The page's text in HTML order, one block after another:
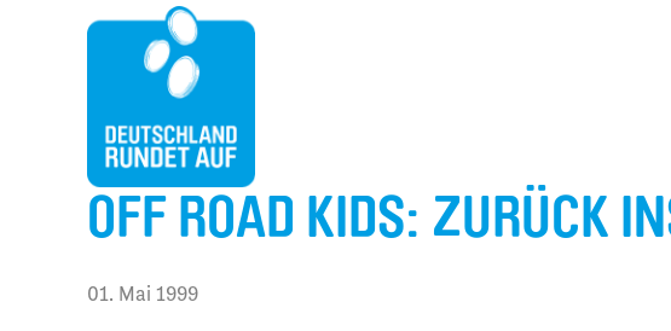
OFF ROAD KIDS: ZURÜCK
01. Mai 1999